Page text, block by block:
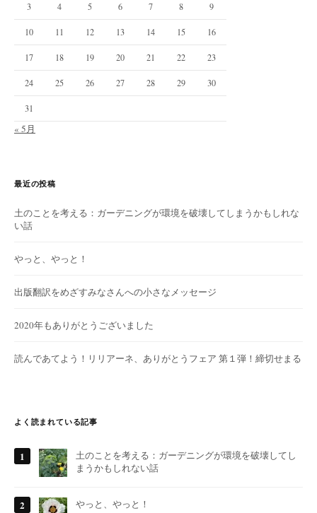
3 4 5 6 7 8 9
10 11 12 13 14 15 16
17 18 19 20 21 22 23
24 25 26 27 28 29 30
31
« 5月
最近の投稿
土のことを考える：ガーデニングが環境を破壊してしまうかもしれな
い話
やっと、やっと！
出版翻訳をめざすみなさんへの小さなメッセージ
2020年もありがとうございました
読んであてよう！リリアーネ、ありがとうフェア 第１弾！締切せまる
よく読まれている記事
土のことを考える：ガーデニングが環境を破壊してし
まうかもしれない話
やっと、やっと！